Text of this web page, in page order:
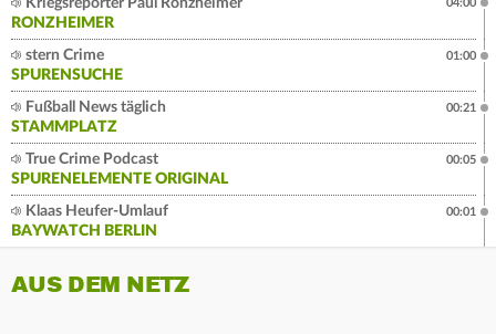
Kriegsreporter Paul Ronzheimer
RONZHEIMER
04:00
stern Crime
SPURENSUCHE
01:00
Fußball News täglich
STAMMPLATZ
00:21
True Crime Podcast
SPURENELEMENTE ORIGINAL
00:05
Klaas Heufer-Umlauf
BAYWATCH BERLIN
00:01
AUS DEM NETZ